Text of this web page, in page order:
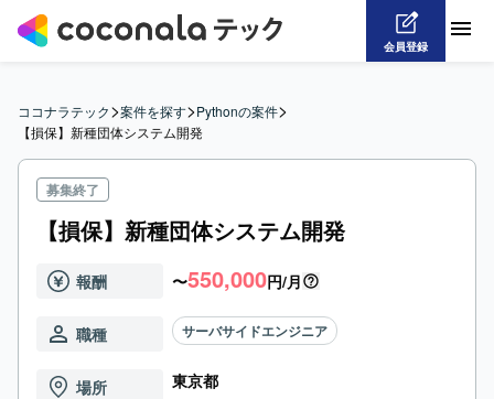
会員登録
ココナラテック>案件を探す>Pythonの案件>
【損保】新種団体システム開発
募集終了
【損保】新種団体システム開発
報酬 〜550,000円/月
職種 サーバサイドエンジニア
場所 東京都